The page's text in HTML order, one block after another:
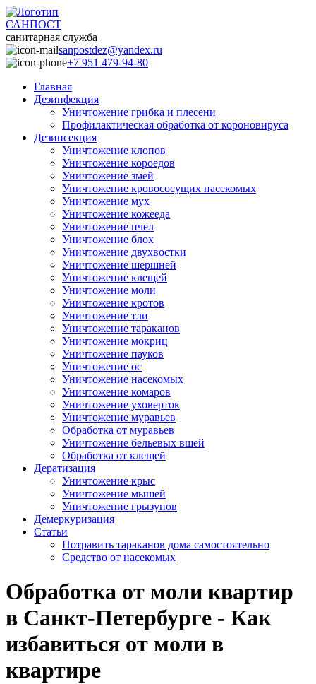
САНПОСТ
санитарная служба
sanpostdez@yandex.ru
+7 951 479-94-80
Главная
Дезинфекция
Уничтожение грибка и плесени
Профилактическая обработка от короновируса
Дезинсекция
Уничтожение клопов
Уничтожение короедов
Уничтожение змей
Уничтожение кровососущих насекомых
Уничтожение мух
Уничтожение кожееда
Уничтожение пчел
Уничтожение блох
Уничтожение двухвостки
Уничтожение шершней
Уничтожение клещей
Уничтожение моли
Уничтожение кротов
Уничтожение тли
Уничтожение тараканов
Уничтожение мокриц
Уничтожение пауков
Уничтожение ос
Уничтожение насекомых
Уничтожение комаров
Уничтожение уховерток
Уничтожение муравьев
Обработка от муравьев
Уничтожение бельевых вшей
Обработка от клещей
Дератизация
Уничтожение крыс
Уничтожение мышей
Уничтожение грызунов
Демеркуризация
Статьи
Потравить тараканов дома самостоятельно
Средство от насекомых
Обработка от моли квартир
в Санкт-Петербурге - Как
избавиться от моли в
квартире